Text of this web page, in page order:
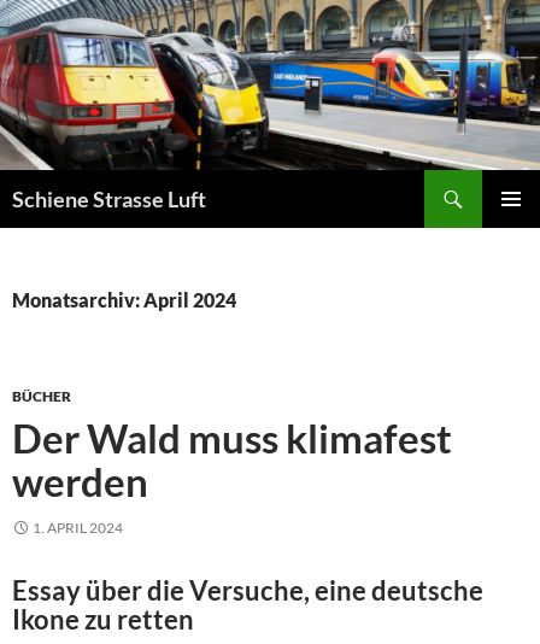
Zum
Inhalt
springen
Schiene Strasse Luft
Monatsarchiv: April 2024
BÜCHER
Der Wald muss klimafest
werden
1. APRIL 2024
Essay über die Versuche, eine deutsche
Ikone zu retten